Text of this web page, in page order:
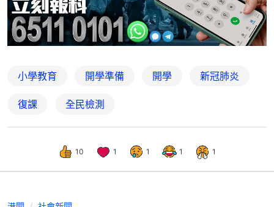
小學教育 開學準備 開學 新冠肺炎
復課 全民檢測
10 1 1 1 1